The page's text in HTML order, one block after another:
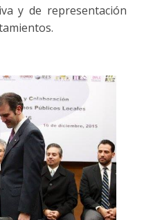
y de representación